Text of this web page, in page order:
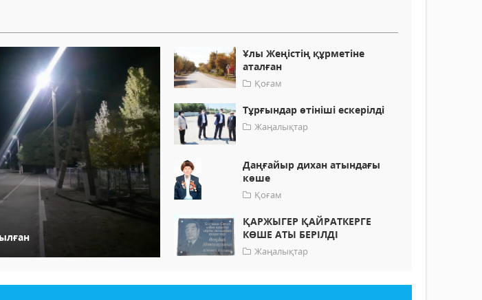
Ұлы Жеңістің құрметіне
аталған
Қоғам
Тұрғындар өтініші ескерілді
Жаңалықтар
Даңғайыр дихан атындағы
көше
Қоғам
ҚАРЖЫГЕР ҚАЙРАТКЕРГЕ
КӨШЕ АТЫ БЕРІЛДІ
Жаңалықтар